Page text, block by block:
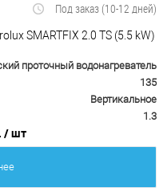
Под заказ (10-12 дней)
SMARTFIX 2.0 TS (5.5 kW)
проточный водонагреватель
135
Вертикальное
1.3
/ шт